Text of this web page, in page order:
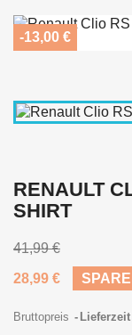
-13,00 €
RENAULT
SHIRT
41,99 €
28,99 €
Bruttopreis